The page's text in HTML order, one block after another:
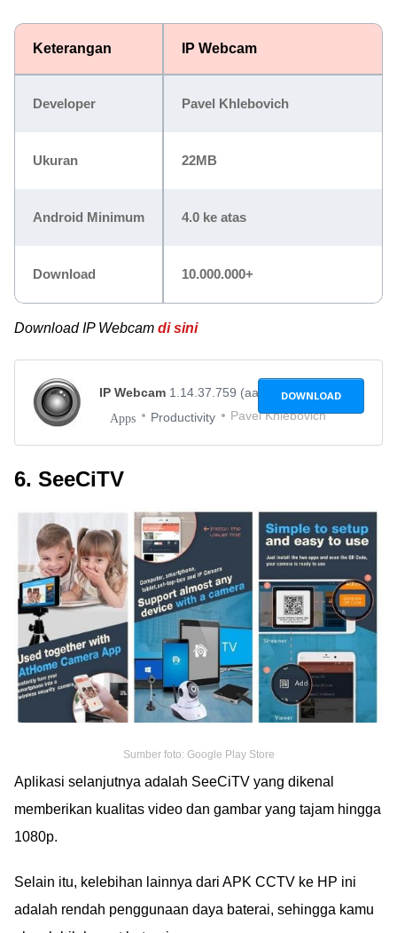
Keterangan IP Webcam
Developer Pavel Khlebovich
Ukuran 22MB
Android Minimum 4.0 ke atas
Download 10.000.000+
Download IP Webcam di sini
IP Webcam 1.14.37.759 (aarch64)
Apps Productivity Pavel Khlebovich
DOWNLOAD
6. SeeCiTV
Sumber foto: Google Play Store
Aplikasi selanjutnya adalah SeeCiTV yang dikenal
memberikan kualitas video dan gambar yang tajam hingga
1080p.
Selain itu, kelebihan lainnya dari APK CCTV ke HP ini
adalah rendah penggunaan daya baterai, sehingga kamu